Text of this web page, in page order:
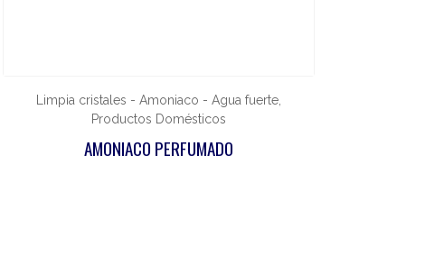
Limpia cristales - Amoniaco - Agua fuerte,
Productos Domésticos
AMONIACO PERFUMADO